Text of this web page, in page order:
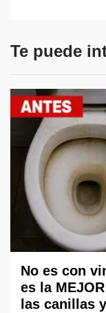
Te puede
No es con
es la
las canillas